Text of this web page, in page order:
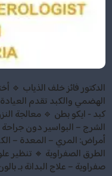
الدكتور فائز خلف الذياب 🔹
الهضمي والكبد تقدم
كبد - ايكو بطن 🔹 معالجة
الشرج – البواسير دون
أمراض: المري – المعدة –
الطرق الصفراوية 🔸 تنظير
صفراوية – علاج البدانة بـ